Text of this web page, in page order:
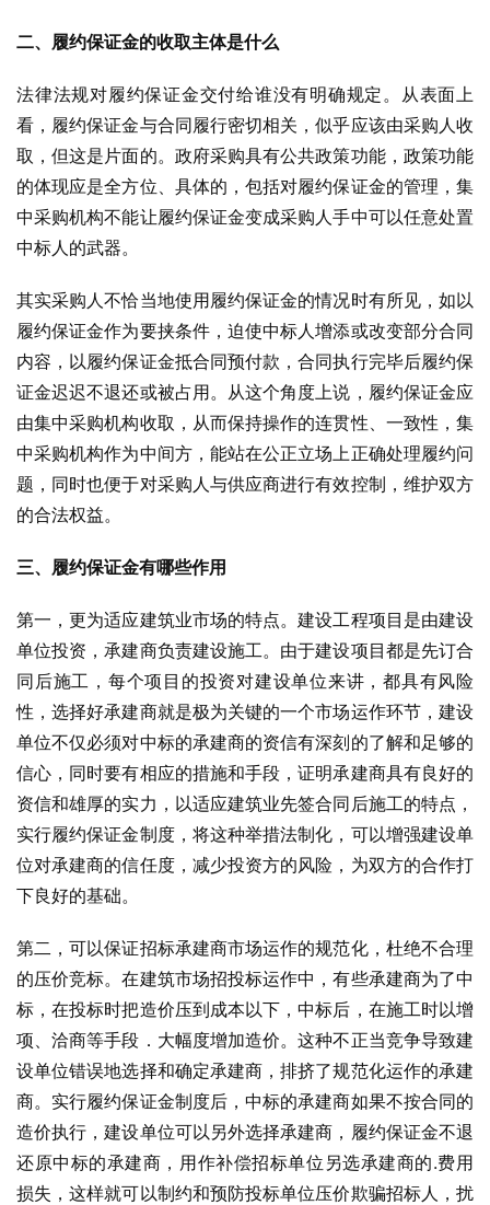
二、履约保证金的收取主体是什么
法律法规对履约保证金交付给谁没有明确规定。从表面上
看，履约保证金与合同履行密切相关，似乎应该由采购人收
取，但这是片面的。政府采购具有公共政策功能，政策功能
的体现应是全方位、具体的，包括对履约保证金的管理，集
中采购机构不能让履约保证金变成采购人手中可以任意处置
中标人的武器。
其实采购人不恰当地使用履约保证金的情况时有所见，如以
履约保证金作为要挟条件，迫使中标人增添或改变部分合同
内容，以履约保证金抵合同预付款，合同执行完毕后履约保
证金迟迟不退还或被占用。从这个角度上说，履约保证金应
由集中采购机构收取，从而保持操作的连贯性、一致性，集
中采购机构作为中间方，能站在公正立场上正确处理履约问
题，同时也便于对采购人与供应商进行有效控制，维护双方
的合法权益。
三、履约保证金有哪些作用
第一，更为适应建筑业市场的特点。建设工程项目是由建设
单位投资，承建商负责建设施工。由于建设项目都是先订合
同后施工，每个项目的投资对建设单位来讲，都具有风险
性，选择好承建商就是极为关键的一个市场运作环节，建设
单位不仅必须对中标的承建商的资信有深刻的了解和足够的
信心，同时要有相应的措施和手段，证明承建商具有良好的
资信和雄厚的实力，以适应建筑业先签合同后施工的特点，
实行履约保证金制度，将这种举措法制化，可以增强建设单
位对承建商的信任度，减少投资方的风险，为双方的合作打
下良好的基础。
第二，可以保证招标承建商市场运作的规范化，杜绝不合理
的压价竞标。在建筑市场招投标运作中，有些承建商为了中
标，在投标时把造价压到成本以下，中标后，在施工时以增
项、洽商等手段．大幅度增加造价。这种不正当竞争导致建
设单位错误地选择和确定承建商，排挤了规范化运作的承建
商。实行履约保证金制度后，中标的承建商如果不按合同的
造价执行，建设单位可以另外选择承建商，履约保证金不退
还原中标的承建商，用作补偿招标单位另选承建商的.费用
损失，这样就可以制约和预防投标单位压价欺骗招标人，扰